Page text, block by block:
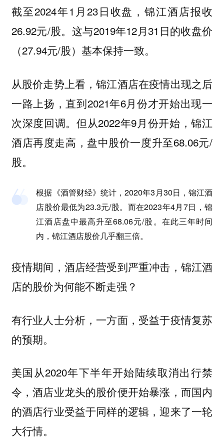
截至2024年1月23日收盘，锦江酒店报收
26.92元/股。这与2019年12月31日的收盘价
（27.94元/股）基本保持一致。
从股价走势上看，锦江酒店在疫情出现之后
一路上扬，直到2021年6月份才开始出现一
次深度回调。但从2022年9月份开始，锦江
酒店再度走高，盘中股价一度升至68.06元/
股。
根据《酒管财经》统计，2020年3月30日，锦江酒
店股价最低为23.3元/股。而在2023年4月7日，锦
江酒店盘中最高升至68.06元/股。在此三年时间
内，锦江酒店股价几乎翻三倍。
疫情期间，酒店经营受到严重冲击，锦江酒
店的股价为何能不断走强？
有行业人士分析，一方面，受益于疫情复苏
的预期。
美国从2020年下半年开始陆续取消出行禁
令，酒店业龙头的股价便开始暴涨，而国内
的酒店行业受益于同样的逻辑，迎来了一轮
大行情。